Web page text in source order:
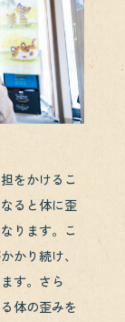
をかけるこ
ると体に歪
ります。こ
かり続け、
す。さら
体の歪みを